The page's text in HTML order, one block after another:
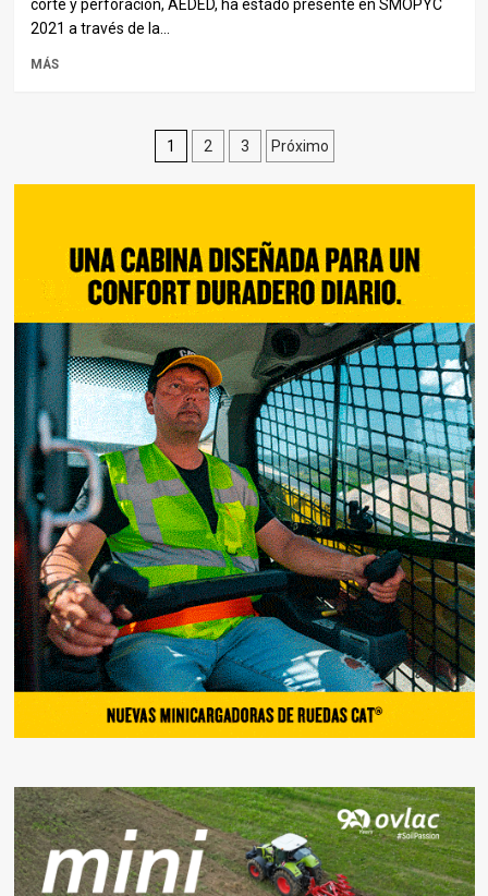
corte y perforación, AEDED, ha estado presente en SMOPYC
2021 a través de la...
MÁS
Paginación
de
entradas
1 2 3 Próximo